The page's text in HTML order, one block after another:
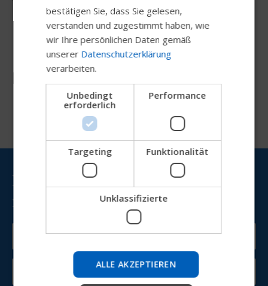
Ressourcen
Permobil hält Sie auf dem
neuesten Stand
Probieren Sie unseren neuen
Permobil-Guide aus
Wir testen eine schnellere Möglichkeit, Produkte zu
entdecken, Unternehmensinformationen zu erhalten
und Geräte-Support zu finden.
GERMAN
DANISH
NORWEGIAN
CHINESE (SIMPLIFIED)
SPANISH
bestätigen Sie, dass Sie gelesen,
verstanden und zugestimmt haben, wie
wir Ihre persönlichen Daten gemäß
unserer Datenschutzerklärung
verarbeiten.
Unbedingt
erforderlich
Performance
Targeting Funktionalität
Unklassifizierte
ALLE AKZEPTIEREN